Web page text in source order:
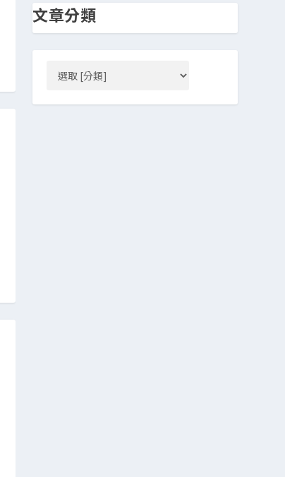
文章分類